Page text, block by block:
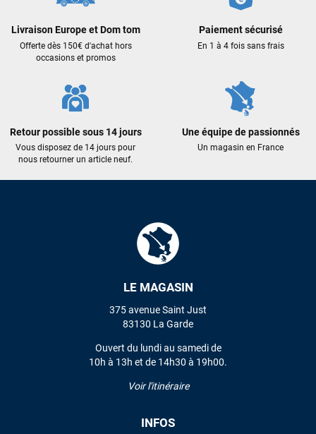
Livraison Europe et Dom tom
Offerte dès 150€ d'achat hors
occasions et promos
Paiement sécurisé
En 1 à 4 fois sans frais
Retour possible sous 14 jours
Vous disposez de 14 jours pour
nous retourner un article neuf.
Une équipe de passionnés
Un magasin en France
LE MAGASIN
375 avenue Saint Just
83130 La Garde
Ouvert du lundi au samedi de
10h à 13h et de 14h30 à 19h00.
Voir l'itinéraire
INFOS
Sébastien BACHELIER
il y a 2 semaines
Cela faisait 6 mois que je galérais à remplacer ma board eux
Excellent conseil excellent prix et en plus super sympas. Merci
encore pour cette severne dyno !
Maronui RICHMOND
il y a 2 mois
J'ai acheté une voile d'occasion depuis Tahiti. Super service.
L'envoi a été rapide. La voile est arrivée en super état.
VOIR TOUS LES AVIS
LAISSER UN AVIS